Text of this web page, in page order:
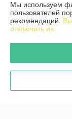
График работы
Полная версия
Политика
Сайт создан на
Мы используем
пользователей
рекомендаций.
отключить их.